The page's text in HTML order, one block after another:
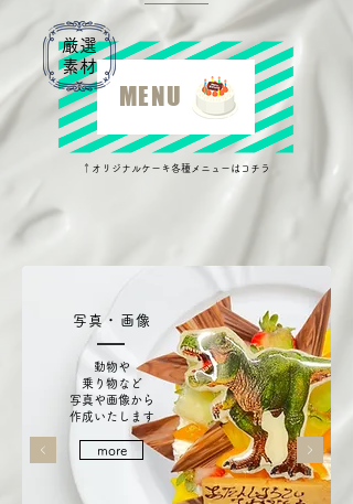
MENU
厳選
素材
↑オリジナルケーキ 各種メニューは ​コチラ
写真・画像
​動物や
乗り物など
写真や画像から
​作成いたします
more